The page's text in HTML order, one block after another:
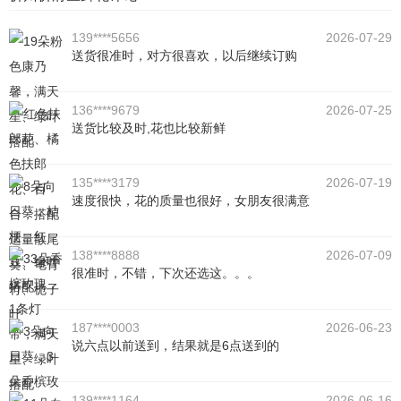
139****5656
2026-07-29
送货很准时，对方很喜欢，以后继续订购
136****9679
2026-07-25
送货比较及时,花也比较新鲜
135****3179
2026-07-19
速度很快，花的质量也很好，女朋友很满意
138****8888
2026-07-09
很准时，不错，下次还选这。。。
187****0003
2026-06-23
说六点以前送到，结果就是6点送到的